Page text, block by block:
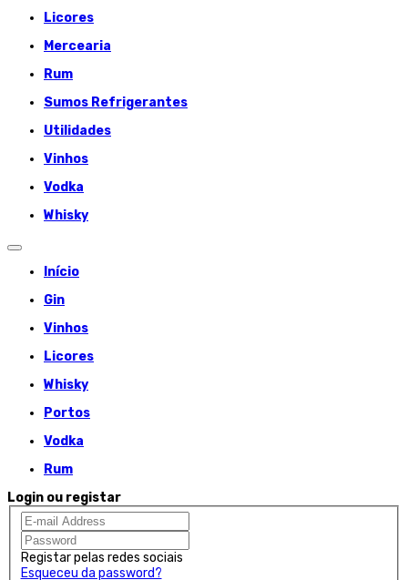
Licores
Mercearia
Rum
Sumos Refrigerantes
Utilidades
Vinhos
Vodka
Whisky
Início
Gin
Vinhos
Licores
Whisky
Portos
Vodka
Rum
Login ou registar
Registar pelas redes sociais
Esqueceu da password?